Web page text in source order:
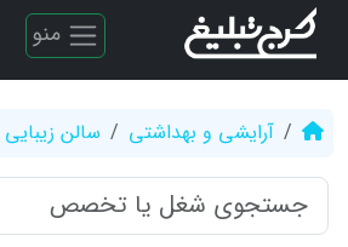
منو
آرایشی و بهداشتی سالن زیبایی